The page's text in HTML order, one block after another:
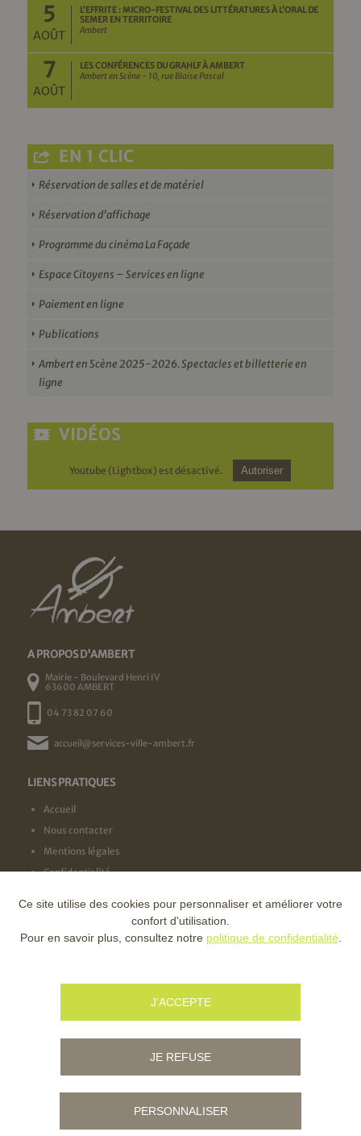
5
AOÛT
L’EFFRITE : MICRO-FESTIVAL DES LITTÉRATURES À L’ORAL DE
SEMER EN TERRITOIRE
Ambert
7
AOÛT
LES CONFÉRENCES DU GRAHLF À AMBERT
Ambert en Scène - 10, rue Blaise Pascal
EN 1 CLIC
Réservation de salles et de matériel
Réservation d’affichage
Programme du cinéma La Façade
Espace Citoyens – Services en ligne
Paiement en ligne
Publications
Ambert en Scène 2025-2026. Spectacles et billetterie en
ligne
VIDÉOS
Youtube (Lightbox) est désactivé. Autoriser
A PROPOS D'AMBERT
Mairie - Boulevard Henri IV
63600 AMBERT
04 73 82 07 60
accueil@services-ville-ambert.fr
LIENS PRATIQUES
Accueil
Nous contacter
Mentions légales
Confidentialité
NOS LABELS
Ce site utilise des cookies pour personnaliser et améliorer votre
confort d'utilisation.
Pour en savoir plus, consultez notre politique de confidentialité
J'ACCEPTE
JE REFUSE
PERSONNALISER